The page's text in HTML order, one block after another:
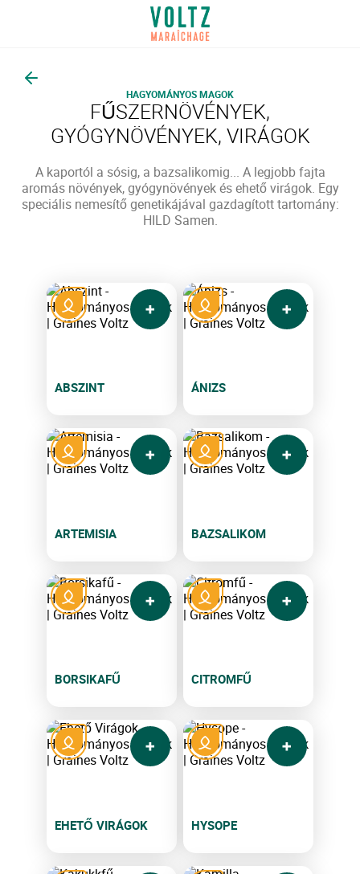
Vissza HAGYOMÁNYOS MAGOK
FŰSZERNÖVÉNYEK,
GYÓGYNÖVÉNYEK, VIRÁGOK
A kaportól a sósig, a bazsalikomig... A legjobb fajta
aromás növények, gyógynövények és ehető virágok. Egy
speciális nemesítő genetikájával gazdagított tartomány:
HILD Samen.
ABSZINT ÁNIZS
ARTEMISIA BAZSALIKOM
BORSIKAFŰ CITROMFŰ
EHETŐ VIRÁGOK HYSOPE